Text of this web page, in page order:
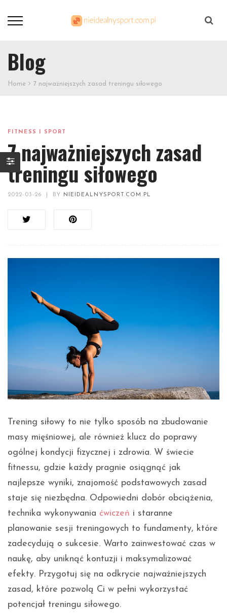
Blog
Home 7 najważniejszych zasad treningu siłowego
FITNESS I SPORT
7 najważniejszych zasad
treningu siłowego
2022-03-26 BY NIEIDEALNYSPORT.COM.PL
Trening siłowy to nie tylko sposób na zbudowanie
masy mięśniowej, ale również klucz do poprawy
ogólnej kondycji fizycznej i zdrowia. W świecie
fitnessu, gdzie każdy pragnie osiągnąć jak
najlepsze wyniki, znajomość podstawowych zasad
staje się niezbędna. Odpowiedni dobór obciążenia,
technika wykonywania ćwiczeń i staranne
planowanie sesji treningowych to fundamenty, które
zadecydują o sukcesie. Warto zainwestować czas w
naukę, aby uniknąć kontuzji i maksymalizować
efekty. Przygotuj się na odkrycie najważniejszych
zasad, które pozwolą Ci w pełni wykorzystać
potencjał treningu siłowego.